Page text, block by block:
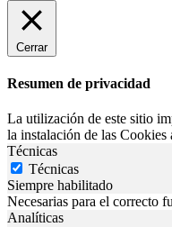
Cerrar
Resumen de privacidad
La utilización de este sitio
la instalación de las Cookies
Técnicas
Técnicas
Siempre habilitado
Necesarias para el correcto
Analíticas